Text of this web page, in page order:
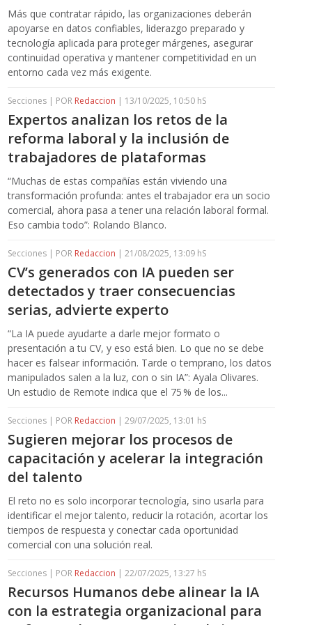
Más que contratar rápido, las organizaciones deberán
apoyarse en datos confiables, liderazgo preparado y
tecnología aplicada para proteger márgenes, asegurar
continuidad operativa y mantener competitividad en un
entorno cada vez más exigente.
Secciones | POR Redaccion | 13/10/2025, 10:50 hS
Expertos analizan los retos de la
reforma laboral y la inclusión de
trabajadores de plataformas
“Muchas de estas compañías están viviendo una
transformación profunda: antes el trabajador era un socio
comercial, ahora pasa a tener una relación laboral formal.
Eso cambia todo”: Rolando Blanco.
Secciones | POR Redaccion | 21/08/2025, 13:09 hS
CV’s generados con IA pueden ser
detectados y traer consecuencias
serias, advierte experto
“La IA puede ayudarte a darle mejor formato o
presentación a tu CV, y eso está bien. Lo que no se debe
hacer es falsear información. Tarde o temprano, los datos
manipulados salen a la luz, con o sin IA”: Ayala Olivares.
Un estudio de Remote indica que el 75 % de los...
Secciones | POR Redaccion | 29/07/2025, 13:01 hS
Sugieren mejorar los procesos de
capacitación y acelerar la integración
del talento
El reto no es solo incorporar tecnología, sino usarla para
identificar el mejor talento, reducir la rotación, acortar los
tiempos de respuesta y conectar cada oportunidad
comercial con una solución real.
Secciones | POR Redaccion | 22/07/2025, 13:27 hS
Recursos Humanos debe alinear la IA
con la estrategia organizacional para